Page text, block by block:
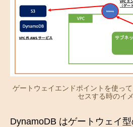
ゲートウェイエンドポイントを使っ
セスする時のイ
DynamoDB はゲートウェイ